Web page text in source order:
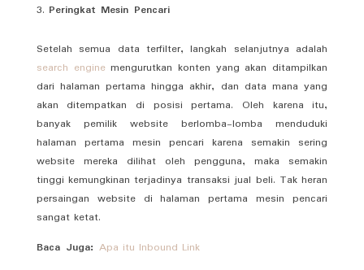
Peringkat Mesin Pencari
Setelah semua data terfilter, langkah selanjutnya adalah
search enginemengurutkan konten yang akan ditampilkan
dari halaman pertama hingga akhir, dan data mana yang
akan ditempatkan di posisi pertama. Oleh karena itu,
banyak pemilik website berlomba-lomba menduduki
halaman pertama mesin pencari karena semakin sering
website mereka dilihat oleh pengguna, maka semakin
tinggi kemungkinan terjadinya transaksi jual beli. Tak heran
persaingan website di halaman pertama mesin pencari
sangat ketat.
Baca Juga: Apa itu Inbound Link